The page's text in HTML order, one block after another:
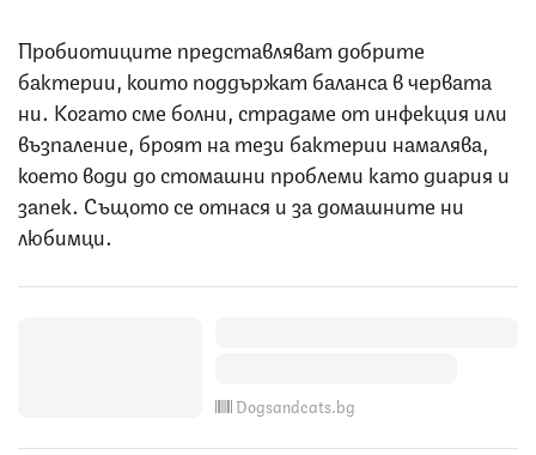
Пробиотиците представляват добрите
бактерии, които поддържат баланса в червата
ни. Когато сме болни, страдаме от инфекция или
възпаление, броят на тези бактерии намалява,
което води до стомашни проблеми като диария и
запек. Същото се отнася и за домашните ни
любимци.
Dogsandcats.bg